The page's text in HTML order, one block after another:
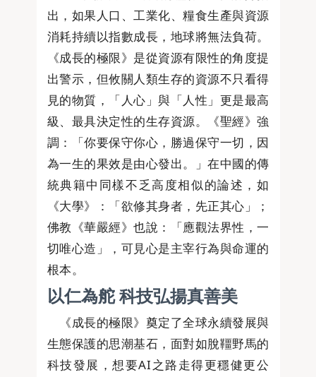
出，如果人口、工業化、糧食生產與資源
消耗持續以指數成長，地球將無法負荷。
《成長的極限》是從資源有限性的角度提
出警示，但攸關人類生存的資源不只看得
見的物質，「人心」與「人性」更是最高
級、最具決定性的生存資源。《聖經》強
調：「你要保守你心，勝過保守一切，因
為一生的果效是由心發出。」在中國的傳
統典籍中同樣不乏高度相似的論述，如
《大學》：「欲修其身者，先正其心」；
佛教《華嚴經》也說：「應觀法界性，一
切唯心造」，可見心是主宰行為與命運的
根本。
以仁為舵 科技弘揚真善美
《成長的極限》奠定了全球永續發展與
生態保護的思潮基石，面對如脫韁野馬的
科技發展，想要AI之路走得更穩健更公